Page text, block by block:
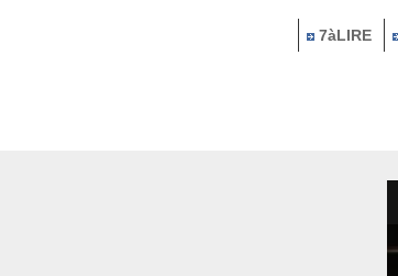
7àLIRE